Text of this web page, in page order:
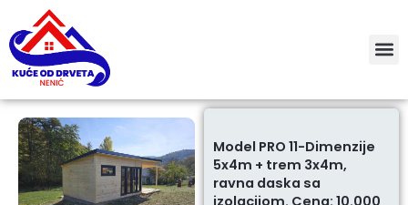
на
садржај
Model PRO 11-Dimenzije
5x4m + trem 3x4m,
ravna daska sa
izolacijom. Cena: 10.000